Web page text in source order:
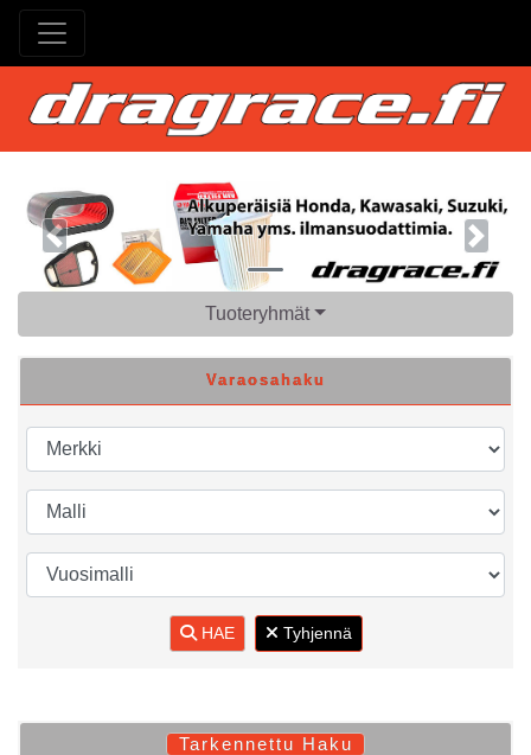
Previous Next
Tuoteryhmät
Varaosahaku
HAE Tyhjennä
Tarkennettu Haku